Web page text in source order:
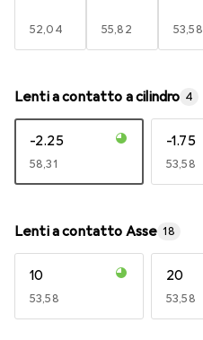
EUR
52,04 EUR
55,82 EUR
53,58
Lenti a contatto a cilindro 4
-2.25
EUR
58,31
-1.75
EUR
53,58
Lenti a contatto Asse 18
10
EUR
53,58
20
EUR
53,58